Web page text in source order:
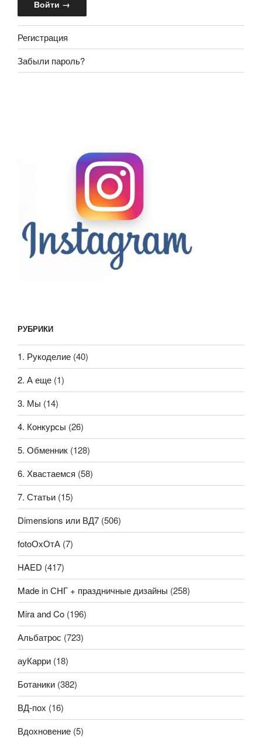
Регистрация
Забыли пароль?
РУБРИКИ
1. Рукоделие (40)
2. А еще (1)
3. Мы (14)
4. Конкурсы (26)
5. Обменник (128)
6. Хвастаемся (58)
7. Статьи (15)
Dimensions или ВД7 (506)
fotoОхОтА (7)
HAED (417)
Made in СНГ + праздничные дизайны (258)
Mira and Co (196)
Альбатрос (723)
ауКарри (18)
Ботаники (382)
ВД-пох (16)
Вдохновение (5)